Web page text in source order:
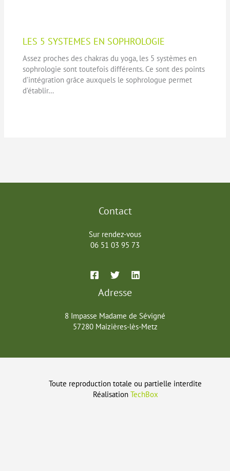
LES 5 SYSTEMES EN SOPHROLOGIE
Assez proches des chakras du yoga, les 5 systèmes en
sophrologie sont toutefois différents. Ce sont des points
d’intégration grâce auxquels le sophrologue permet
d’établir…
Contact
Sur rendez-vous
06 51 03 95 73
Adresse
8 Impasse Madame de Sévigné
57280 Maizières-lès-Metz
Toute reproduction totale ou partielle interdite
Réalisation TechBox